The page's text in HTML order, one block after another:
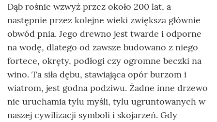
Dąb rośnie wzwyż przez około 200 lat, a
następnie przez kolejne wieki zwiększa głównie
obwód pnia. Jego drewno jest twarde i odporne
na wodę, dlatego od zawsze budowano z niego
fortece, okręty, podłogi czy ogromne beczki na
wino. Ta siła dębu, stawiająca opór burzom i
wiatrom, jest godna podziwu. Żadne inne drzewo
nie uruchamia tylu myśli, tylu ugruntowanych w
naszej cywilizacji symboli i skojarzeń. Gdy